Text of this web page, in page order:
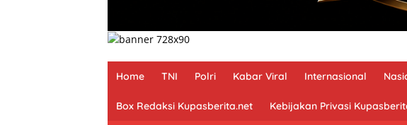
Home TNI Polri Kabar Viral Internasional
Box Redaksi Kupasberita.net Kebijakan Privasi